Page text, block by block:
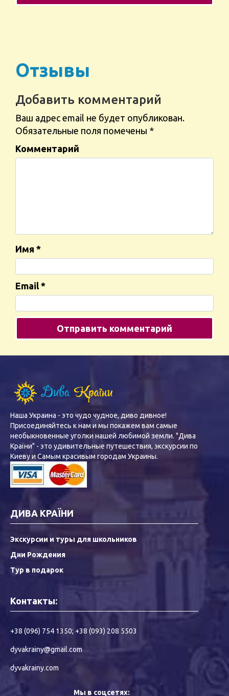
Отзывы
Добавить комментарий
Ваш адрес email не будет опубликован.
Обязательные поля помечены *
Комментарий
Имя *
Email *
Наша Украина - это чудо чудное, диво дивное!
Присоединяйтесь к нам и мы покажем вам самые
необыкновенные уголки нашей любимой земли. "Дива
Країни" - это удивительные путешествия, экскурсии по
Киеву и Самым красивым городам Украины.
ДИВА КРАЇНИ
Экскурсии и туры для школьников
Дни Рождения
Тур в подарок
Контакты:
+38 (096) 754 1350; +38 (093) 208 5503
dyvakrainy@gmail.com
dyvakrainy.com
Мы в соцсетях: